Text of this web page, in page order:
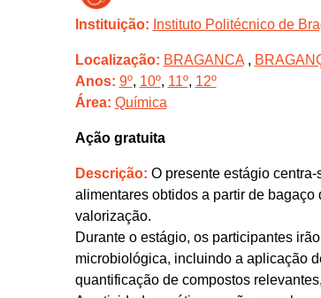
Instituição: Instituto Politécnico de
Localização: BRAGANCA,
Anos: 9º, 10º, 11º, 12º
Área: Química
Ação gratuita
Descrição: O presente estágio
alimentares obtidos a partir de
valorização.
Durante o estágio, os participantes
microbiológica, incluindo a aplicação
quantificação de compostos